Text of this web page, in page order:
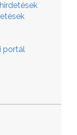
portál